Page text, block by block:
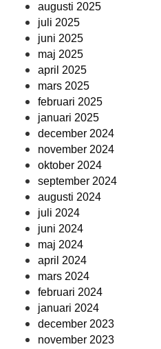
augusti 2025
juli 2025
juni 2025
maj 2025
april 2025
mars 2025
februari 2025
januari 2025
december 2024
november 2024
oktober 2024
september 2024
augusti 2024
juli 2024
juni 2024
maj 2024
april 2024
mars 2024
februari 2024
januari 2024
december 2023
november 2023